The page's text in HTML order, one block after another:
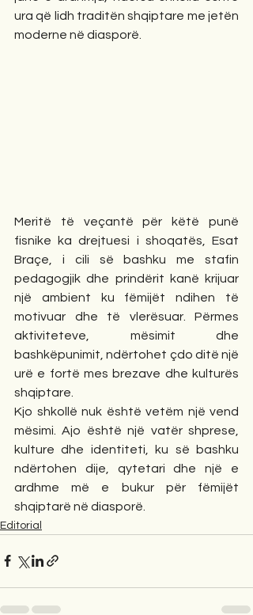
ura që lidh traditën shqiptare me jetën
moderne në diasporë.
Meritë të veçantë për këtë punë
fisnike ka drejtuesi i shoqatës, Esat
Braçe, i cili së bashku me stafin
pedagogjik dhe prindërit kanë krijuar
një ambient ku fëmijët ndihen të
motivuar dhe të vlerësuar. Përmes
aktiviteteve, mësimit dhe
bashkëpunimit, ndërtohet çdo ditë një
urë e fortë mes brezave dhe kulturës
shqiptare.
Kjo shkollë nuk është vetëm një vend
mësimi. Ajo është një vatër shprese,
kulture dhe identiteti, ku së bashku
ndërtohen dije, qytetari dhe një e
ardhme më e bukur për fëmijët
shqiptarë në diasporë.
Editorial